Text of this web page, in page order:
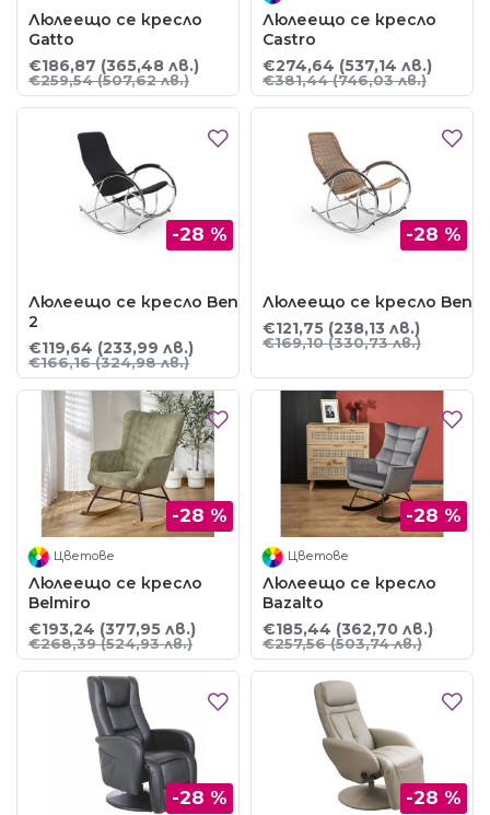
Люлеещо се кресло
Gatto
€186,87 (365,48 лв.)
€259,54(507,62 лв.)
Люлеещо се кресло
Castro
€274,64 (537,14 лв.)
€381,44(746,03 лв.)
-28 %
Люлеещо се кресло Ben
2
€119,64 (233,99 лв.)
€166,16(324,98 лв.)
-28 %
Люлеещо се кресло Ben
€121,75 (238,13 лв.)
€169,10(330,73 лв.)
-28 %
Цветове
Люлеещо се кресло
Belmiro
€193,24 (377,95 лв.)
€268,39(524,93 лв.)
-28 %
Цветове
Люлеещо се кресло
Bazalto
€185,44 (362,70 лв.)
€257,56(503,74 лв.)
-28 % -28 %